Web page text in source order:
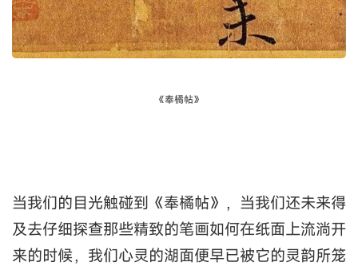
《奉橘帖》
当我们的目光触碰到《奉橘帖》，当我们还未来得
及去仔细探查那些精致的笔画如何在纸面上流淌开
来的时候，我们心灵的湖面便早已被它的灵韵所笼